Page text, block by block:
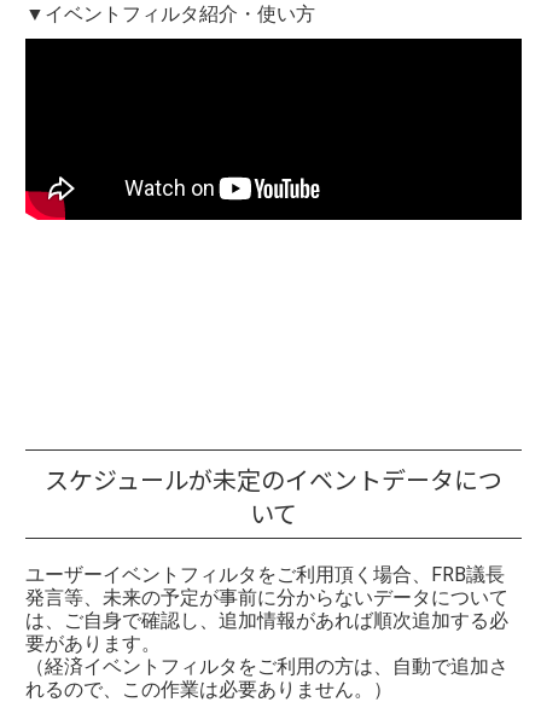
▼イベントフィルタ紹介・使い方
スケジュールが未定のイベントデータにつ
いて
ユーザーイベントフィルタをご利用頂く場合、FRB議長
発言等、未来の予定が事前に分からないデータについて
は、ご自身で確認し、追加情報があれば順次追加する必
要があります。
（経済イベントフィルタをご利用の方は、自動で追加さ
れるので、この作業は必要ありません。）